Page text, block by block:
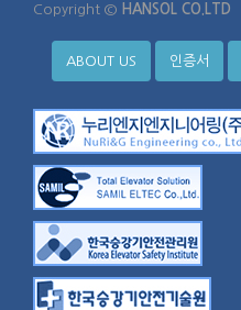
Copyright © HANSOL CO.LTD
ABOUT US 인증서